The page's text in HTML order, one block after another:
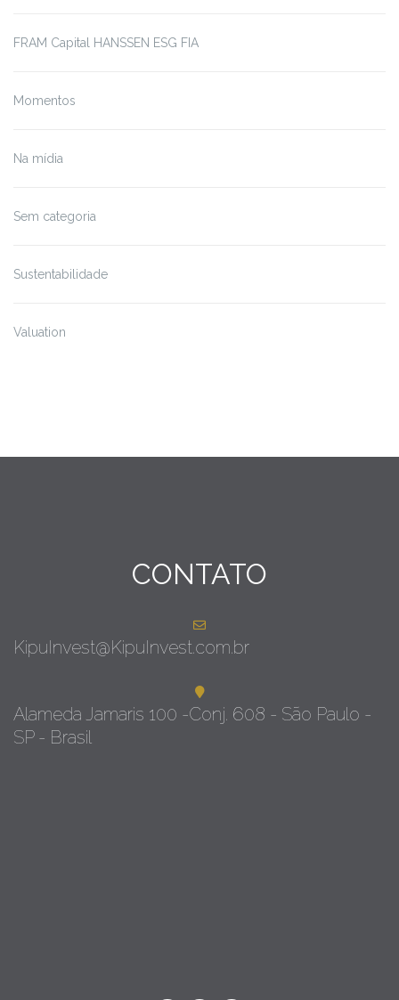
FRAM Capital HANSSEN ESG FIA
Momentos
Na mídia
Sem categoria
Sustentabilidade
Valuation
CONTATO
KipuInvest@KipuInvest.com.br
Alameda Jamaris 100 -Conj. 608 - São Paulo -
SP - Brasil